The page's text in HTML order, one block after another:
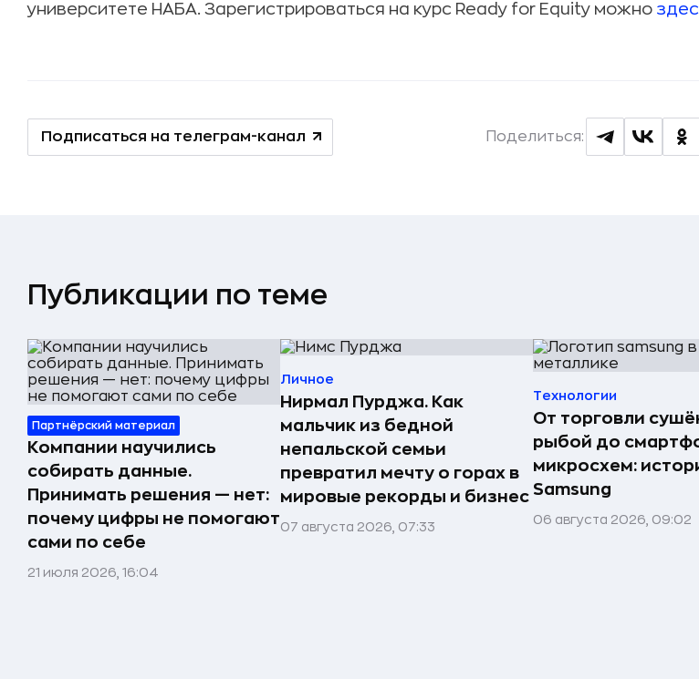
университете НАБА. Зарегистрироваться на курс Ready for Equity можно
Подписаться на телеграм-канал Поделиться:
Публикации по теме
Партнёрский материал
Компании научились
собирать данные.
Принимать решения — нет:
почему цифры не помогают
сами по себе
21 июля 2026, 16:04
Личное
Нирмал Пурджа. Как
мальчик из бедной
непальской семьи
превратил мечту о горах в
мировые рекорды и бизнес
07 августа 2026, 07:33
Технологии
От торговли
рыбой до
микросхем:
Samsung
06 августа 2026, 09:02